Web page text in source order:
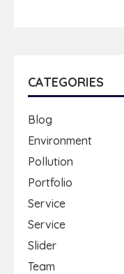
CATEGORIES
Blog
Environment
Pollution
Portfolio
Service
Service
Slider
Team